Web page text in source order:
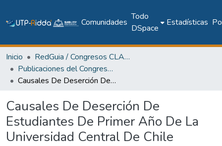
Comunidades
Todo
DSpace
Estadísticas
Inicio
RedGuia / Congresos CLABES
Publicaciones del Congreso Internacional CLABES
Causales De Deserción De Estudiantes De Primer Año De La Universidad Central De Chile
Causales De Deserción De
Estudiantes De Primer Año De La
Universidad Central De Chile